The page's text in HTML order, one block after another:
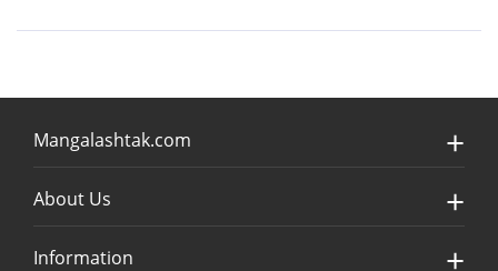
Mangalashtak.com
About Us
Information